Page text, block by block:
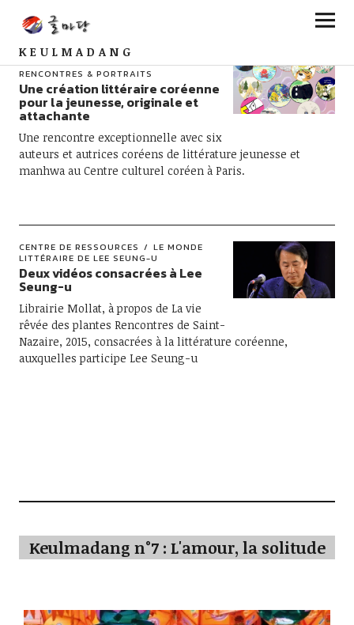
KEULMADANG
ENFANCE EN LIVRES
ÉVÈNEMENTS
RENCONTRES & PORTRAITS
Une création littéraire coréenne
pour la jeunesse, originale et
attachante
Une rencontre exceptionnelle avec six
auteurs et autrices coréens de littérature jeunesse et
manhwa au Centre culturel coréen à Paris.
CENTRE DE RESSOURCES
LE MONDE
LITTÉRAIRE DE LEE SEUNG-U
Deux vidéos consacrées à Lee
Seung-u
Librairie Mollat, à propos de La vie
rêvée des plantes Rencontres de Saint-
Nazaire, 2015, consacrées à la littérature coréenne,
auxquelles participe Lee Seung-u
Keulmadang n°7 : L'amour, la solitude